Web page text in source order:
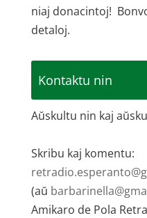
niaj donacintoj!
detaloj.
Kontaktu nin
Aŭskultu nin kaj
Skribu kaj komentu:
(aŭ
Amikaro de Pola